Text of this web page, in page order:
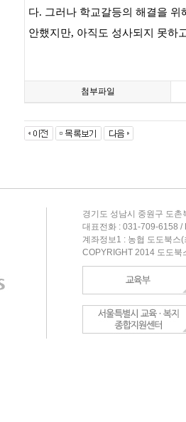
다. 그러나 학교갈등의 해결을 위
안했지만, 아직도 성사되지 못하
첨부파일
경기도 성남시 중원구 도촌
대표전화 : 031-709-6158 /
계좌정보1 : 농협 도도북
COPYRIGHT 2014 도도북